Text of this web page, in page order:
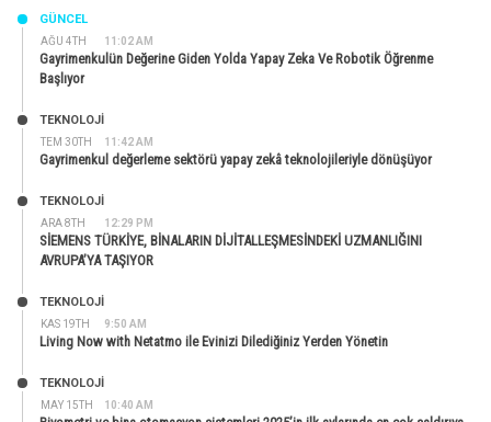
AĞU 4TH 11:02 AM
GÜNCEL
Gayrimenkulün Değerine Giden Yolda Yapay Zeka Ve Robotik Öğrenme
Başlıyor
TEM 30TH 11:42 AM
TEKNOLOJİ
Gayrimenkul değerleme sektörü yapay zekâ teknolojileriyle dönüşüyor
ARA 8TH 12:29 PM
TEKNOLOJİ
SİEMENS TÜRKİYE, BİNALARIN DİJİTALLEŞMESİNDEKİ UZMANLIĞINI
AVRUPA’YA TAŞIYOR
KAS 19TH 9:50 AM
TEKNOLOJİ
Living Now with Netatmo ile Evinizi Dilediğiniz Yerden Yönetin
MAY 15TH 10:40 AM
TEKNOLOJİ